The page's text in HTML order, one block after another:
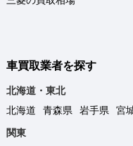
車買取業者を探す
北海道・東北
北海道
青森県 岩手県 宮
関東